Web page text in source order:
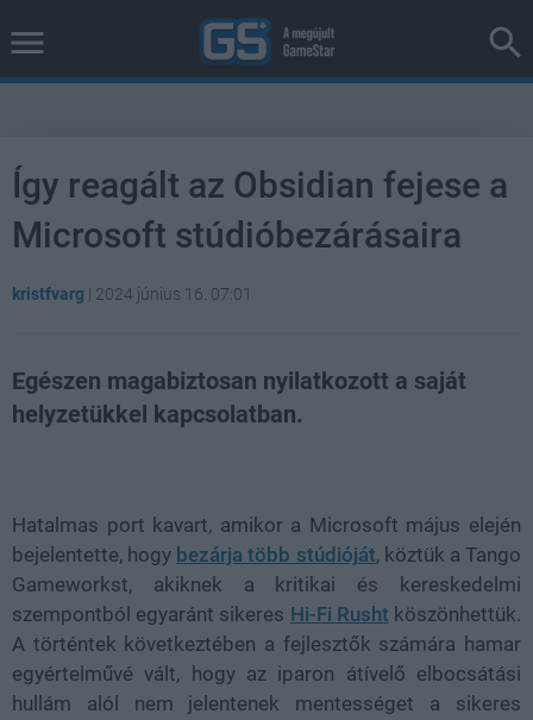
Így reagált az Obsidian fejese a
Microsoft stúdióbezárásaira
kristfvarg | 2024 június 16. 07:01
Egészen magabiztosan nyilatkozott a saját
helyzetükkel kapcsolatban.
Hatalmas port kavart, amikor a Microsoft május elején
bejelentette, hogy bezárja több stúdióját, köztük a Tango
Gameworkst, akiknek a kritikai és kereskedelmi
szempontból egyaránt sikeres Hi-Fi Rusht köszönhettük.
A történtek következtében a fejlesztők számára hamar
egyértelművé vált, hogy az iparon átívelő elbocsátási
hullám alól nem jelentenek mentességet a sikeres